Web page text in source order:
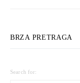
BRZA PRETRAGA
Search for: